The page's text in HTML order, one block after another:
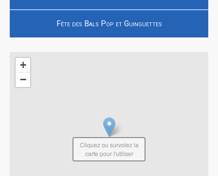
Fête des Bals Pop et Guinguettes
+
−
Cliquez ou survolez la
carte pour l'utiliser